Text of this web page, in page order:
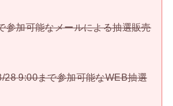
加可能なメールによる抽選販売
9:00まで参加可能なWEB抽選